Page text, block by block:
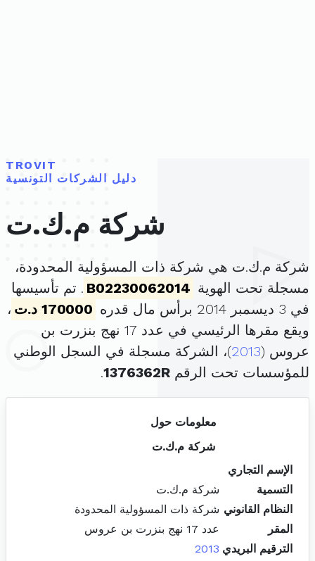
TROVIT
دليل الشركات التونسية
شركة م.ك.ت
شركة م.ك.ت هي شركة ذات المسؤولية المحدودة،
مسجلة تحت الهوية B02230062014 . تم تأسيسها
في 3 ديسمبر 2014 برأس مال قدره
170000 د.ت
،
ويقع مقرها الرئيسي في عدد 17 نهج بنزرت بن
عروس (2013)، الشركة مسجلة في السجل الوطني
للمؤسسات تحت الرقم 1376362R
.
معلومات حول
شركة م.ك.ت
الإسم التجاري
التسمية
شركة م.ك.ت
النظام القانوني شركة ذات المسؤولية المحدودة
المقر
عدد 17 نهج بنزرت بن عروس
الترقيم البريدي 2013